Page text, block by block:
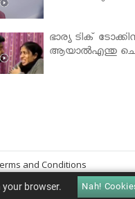
ഭാര്യ ടിക്
ആയാൽഎന്തു
and Conditions
your browser. Nah!